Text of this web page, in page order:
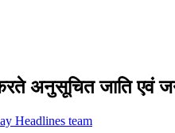
अनुसूचित जाति एवं
Headlines team